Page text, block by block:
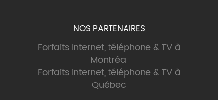
NOS PARTENAIRES
Forfaits Internet, téléphone & TV à
Montréal
Forfaits Internet, téléphone & TV à
Québec